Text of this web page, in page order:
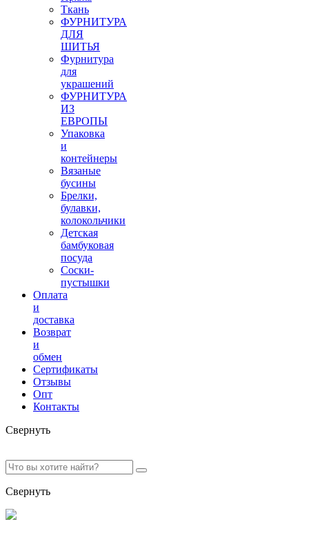
Ткань
ФУРНИТУРА
ДЛЯ
ШИТЬЯ
Фурнитура
для
украшений
ФУРНИТУРА
ИЗ
ЕВРОПЫ
Упаковка
и
контейнеры
Вязаные
бусины
Брелки,
булавки,
колокольчики
Детская
бамбуковая
посуда
Соски-
пустышки
Оплата
и
доставка
Возврат
и
обмен
Сертификаты
Отзывы
Опт
Контакты
Свернуть
Свернуть